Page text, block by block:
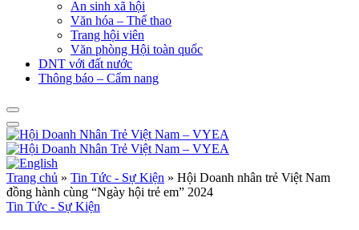
An sinh xã hội
Văn hóa – Thể thao
Trang hội viên
Văn phòng Hội toàn quốc
DNT với đất nước
Thông báo – Cẩm nang
Trang chủ » Tin Tức - Sự Kiện » Hội Doanh nhân trẻ Việt Nam
đồng hành cùng “Ngày hội trẻ em” 2024
Tin Tức - Sự Kiện